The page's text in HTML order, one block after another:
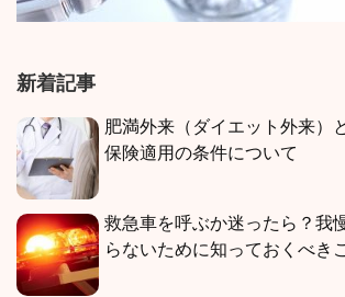
新着記事
肥満外来（ダイエット外来）
保険適用の条件について
救急車を呼ぶか迷ったら？我
らないために知っておくべき